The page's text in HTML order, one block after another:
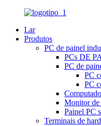
Lar
Produtos
PC de painel
PCs DE
PC de
PC
PC
Monitor de
Painel PC
Terminais de